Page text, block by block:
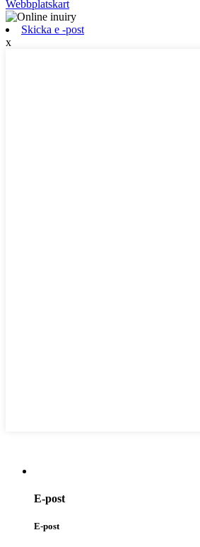
Webbplatskart
Skicka e -post
x
E-post
E-post